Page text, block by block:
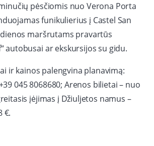
pėsčiomis nuo Verona Porta
funikulierius į Castel San
maršrutams pravartūs
autobusai ar ekskursijos su gidu.
ir kainos palengvina planavimą:
045 8068680; Arenos bilietai – nuo
įėjimas į Džiuljetos namus –
€.